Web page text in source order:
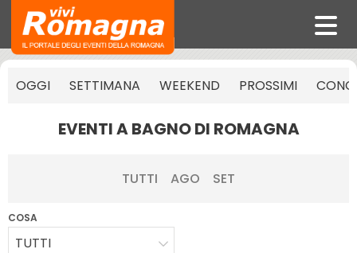
OGGI SETTIMANA WEEKEND PROSSIMI
EVENTI A BAGNO DI ROMAGNA
TUTTI AGO SET
COSA
TUTTI